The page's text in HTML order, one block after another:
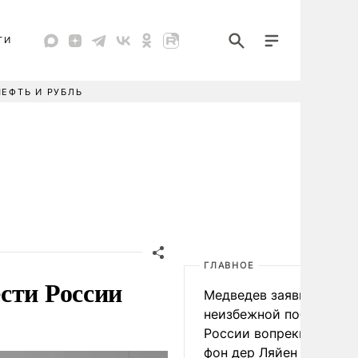
И РУБЛЬ
России
ГЛАВНОЕ
Медведев заявил о
неизбежной победе
России вопреки словам
фон дер Ляйен